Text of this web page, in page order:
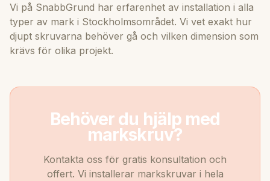
Vi på SnabbGrund har erfarenhet av installation i alla
typer av mark i Stockholmsområdet. Vi vet exakt hur
djupt skruvarna behöver gå och vilken dimension som
krävs för olika projekt.
Behöver du hjälp med
markskruv?
Kontakta oss för gratis konsultation och
offert. Vi installerar markskruvar i hela